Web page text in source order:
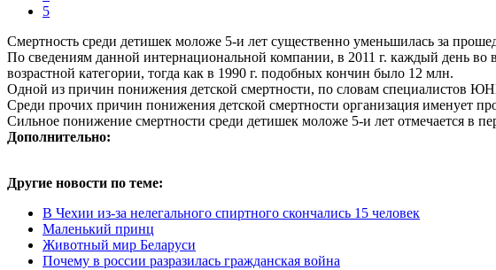
5
Смертность среди детишек моложе 5-и лет существенно уменьшилась за
По сведениям данной интернациональной компании, в 2011 г. каждый день
возрастной категории, тогда как в 1990 г. подобных кончин было 12 млн.
Одной из причин понижения детской смертности, по словам специалистов
Среди прочих причин понижения детской смертности организация именует
Сильное понижение смертности среди детишек моложе 5-и лет отмечается
Дополнительно:
Другие новости по теме:
В Чехии из-за нелегального спиртного скончались 15 человек
Маленький принц
Животный мир Беларуси
Почему в россии разразилась гражданская война